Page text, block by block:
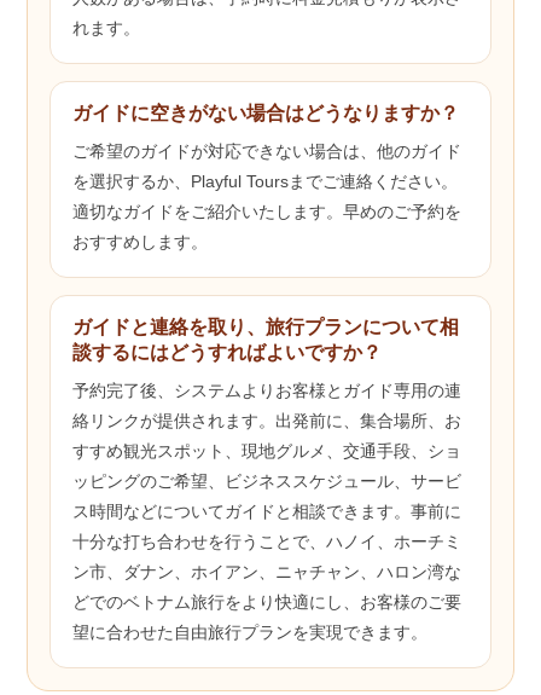
れます。
ガイドに空きがない場合はどうなりますか？
ご希望のガイドが対応できない場合は、他のガイド
を選択するか、Playful Toursまでご連絡ください。
適切なガイドをご紹介いたします。早めのご予約を
おすすめします。
ガイドと連絡を取り、旅行プランについて相
談するにはどうすればよいですか？
予約完了後、システムよりお客様とガイド専用の連
絡リンクが提供されます。出発前に、集合場所、お
すすめ観光スポット、現地グルメ、交通手段、ショ
ッピングのご希望、ビジネススケジュール、サービ
ス時間などについてガイドと相談できます。事前に
十分な打ち合わせを行うことで、ハノイ、ホーチミ
ン市、ダナン、ホイアン、ニャチャン、ハロン湾な
どでのベトナム旅行をより快適にし、お客様のご要
望に合わせた自由旅行プランを実現できます。